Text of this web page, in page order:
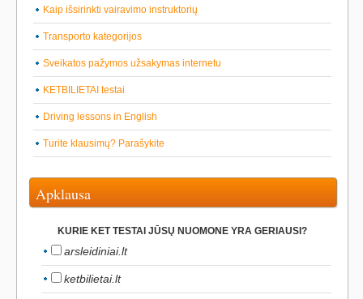
Kaip išsirinkti vairavimo instruktorių
Transporto kategorijos
Sveikatos pažymos užsakymas internetu
KETBILIETAI testai
Driving lessons in English
Turite klausimų? Parašykite
Apklausa
KURIE KET TESTAI JŪSŲ NUOMONE YRA GERIAUSI?
arsleidiniai.lt
ketbilietai.lt